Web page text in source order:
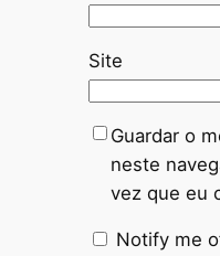
Site
Guardar o
neste
vez que eu
Notify me